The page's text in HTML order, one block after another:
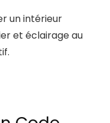
un intérieur
et éclairage au